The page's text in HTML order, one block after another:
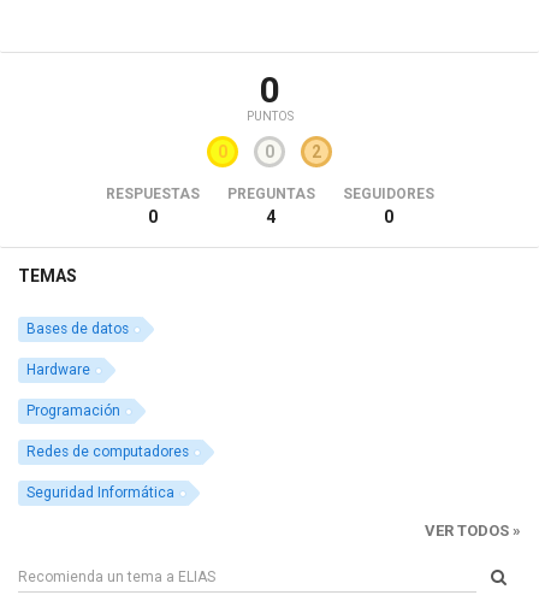
0
PUNTOS
0 0 2
RESPUESTAS
0
PREGUNTAS
4
SEGUIDORES
0
TEMAS
Bases de datos
Hardware
Programación
Redes de computadores
Seguridad Informática
VER TODOS »